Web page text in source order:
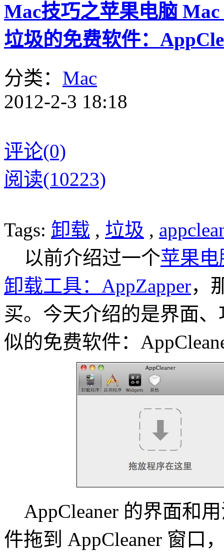
Mac技巧之苹果电脑
垃圾的免费软件：
分类： Mac
2012-2-3 18:18
评论(0)
阅读(10223)
Tags: 卸载 , 垃圾 ,
以前介绍过一个苹果电
卸载工具：AppZapper，
买。今天介绍的是界面
似的免费软件：
AppCleaner 的界面和
件拖到 AppCleaner 窗口